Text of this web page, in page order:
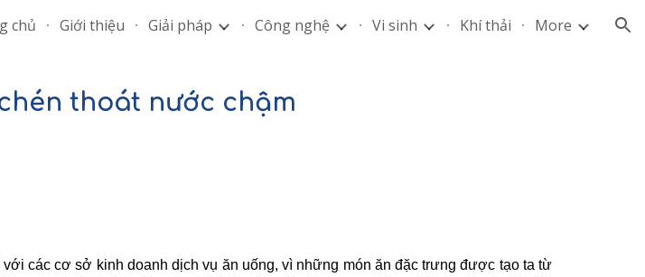
Skip to navigation
chủ Giới thiệu Giải pháp Công nghệ Vi sinh Khí thải More
thoát nước chậm
các cơ sở kinh doanh dịch vụ ăn uống, vì những món ăn đặc trưng được tạo ta từ